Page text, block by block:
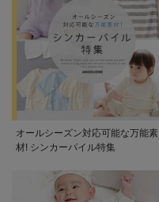
オールシーズン対応可能な万能素
材! シンカーパイル特集